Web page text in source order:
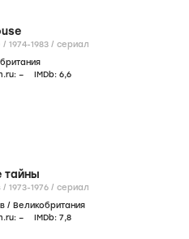
BBC2 Playhouse / 1974-1983 / сериал
– IMDb: 6,6
тайны
Great Mysteries / 1973-1976 / сериал
/ Великобритания
– IMDb: 7,8